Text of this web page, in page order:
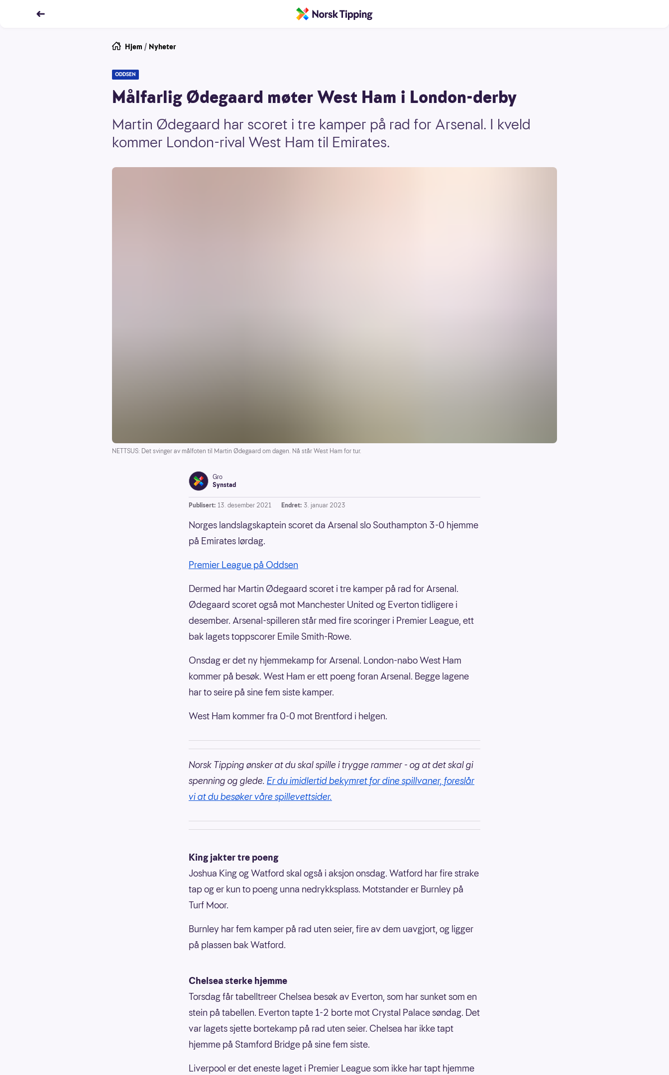
Hjem / Nyheter
ODDSEN
Målfarlig Ødegaard møter West Ham i London-derby
Martin Ødegaard har scoret i tre kamper på rad for Arsenal. I kveld
kommer London-rival West Ham til Emirates.
NETTSUS: Det svinger av målfoten til Martin Ødegaard om dagen. Nå står West Ham for tur.
Gro
Synstad
Publisert: 13. desember 2021 Endret: 3. januar 2023
Norges landslagskaptein scoret da Arsenal slo Southampton 3-0 hjemme
på Emirates lørdag.
Premier League på Oddsen
Dermed har Martin Ødegaard scoret i tre kamper på rad for Arsenal.
Ødegaard scoret også mot Manchester United og Everton tidligere i
desember. Arsenal-spilleren står med fire scoringer i Premier League, ett
bak lagets toppscorer Emile Smith-Rowe.
Onsdag er det ny hjemmekamp for Arsenal. London-nabo West Ham
kommer på besøk. West Ham er ett poeng foran Arsenal. Begge lagene
har to seire på sine fem siste kamper.
West Ham kommer fra 0-0 mot Brentford i helgen.
Norsk Tipping ønsker at du skal spille i trygge rammer - og at det skal gi
spenning og glede. Er du imidlertid bekymret for dine spillvaner, foreslår
vi at du besøker våre spillevettsider.
King jakter tre poeng
Joshua King og Watford skal også i aksjon onsdag. Watford har fire strake
tap og er kun to poeng unna nedrykksplass. Motstander er Burnley på
Turf Moor.
Burnley har fem kamper på rad uten seier, fire av dem uavgjort, og ligger
på plassen bak Watford.
Chelsea sterke hjemme
Torsdag får tabelltreer Chelsea besøk av Everton, som har sunket som en
stein på tabellen. Everton tapte 1-2 borte mot Crystal Palace søndag. Det
var lagets sjette bortekamp på rad uten seier. Chelsea har ikke tapt
hjemme på Stamford Bridge på sine fem siste.
Liverpool er det eneste laget i Premier League som ikke har tapt hjemme